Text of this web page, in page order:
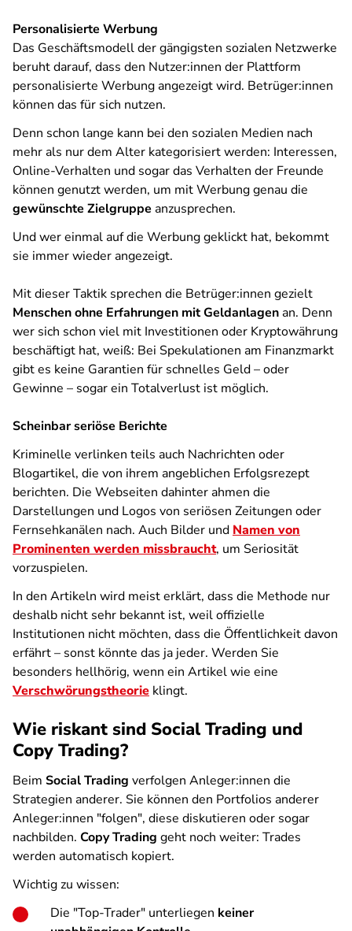
Personalisierte Werbung
Das Geschäftsmodell der gängigsten sozialen Netzwerke
beruht darauf, dass den Nutzer:innen der Plattform
personalisierte Werbung angezeigt wird. Betrüger:innen
können das für sich nutzen.
Denn schon lange kann bei den sozialen Medien nach
mehr als nur dem Alter kategorisiert werden: Interessen,
Online-Verhalten und sogar das Verhalten der Freunde
können genutzt werden, um mit Werbung genau die
gewünschte Zielgruppe anzusprechen.
Und wer einmal auf die Werbung geklickt hat, bekommt
sie immer wieder angezeigt.
Mit dieser Taktik sprechen die Betrüger:innen gezielt
Menschen ohne Erfahrungen mit Geldanlagenan. Denn
wer sich schon viel mit Investitionen oder Kryptowährung
beschäftigt hat, weiß: Bei Spekulationen am Finanzmarkt
gibt es keine Garantien für schnelles Geld – oder
Gewinne – sogar ein Totalverlust ist möglich.
Scheinbar seriöse Berichte
Kriminelle verlinken teils auch Nachrichten oder
Blogartikel, die von ihrem angeblichen Erfolgsrezept
berichten. Die Webseiten dahinter ahmen die
Darstellungen und Logos von seriösen Zeitungen oder
Fernsehkanälen nach. Auch Bilder und Namen von
Prominenten werden missbraucht, um Seriosität
vorzuspielen.
In den Artikeln wird meist erklärt, dass die Methode nur
deshalb nicht sehr bekannt ist, weil offizielle
Institutionen nicht möchten, dass die Öffentlichkeit davon
erfährt – sonst könnte das ja jeder. Werden Sie
besonders hellhörig, wenn ein Artikel wie eine
Verschwörungstheorie klingt.
Wie riskant sind Social Trading und
Copy Trading?
Beim Social Trading verfolgen Anleger:innen die
Strategien anderer. Sie können den Portfolios anderer
Anleger:innen "folgen", diese diskutieren oder sogar
nachbilden. Copy Trading geht noch weiter: Trades
werden automatisch kopiert.
Wichtig zu wissen:
Die "Top-Trader" unterliegen keiner